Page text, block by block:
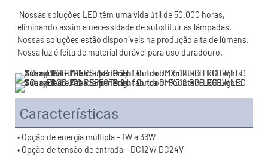
eliminando assim a necessidade de substituir as lâmpadas.
Nossas soluções estão disponíveis na produção alta de lúmens.
Características